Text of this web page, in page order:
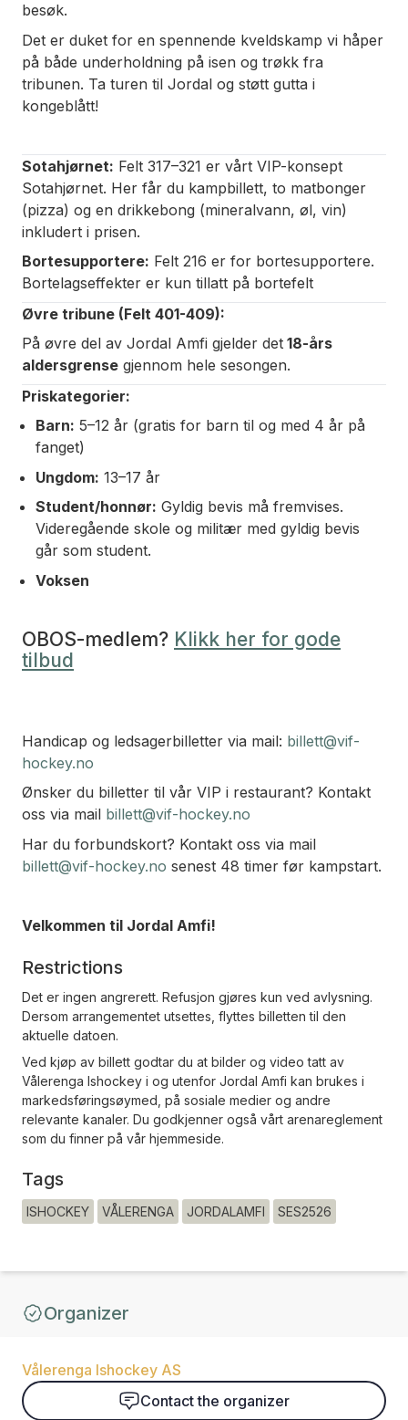
besøk.
Det er duket for en spennende kveldskamp vi håper
på både underholdning på isen og trøkk fra
tribunen. Ta turen til Jordal og støtt gutta i
kongeblått!
Sotahjørnet: Felt 317–321 er vårt VIP-konsept
Sotahjørnet. Her får du kampbillett, to matbonger
(pizza) og en drikkebong (mineralvann, øl, vin)
inkludert i prisen.
Bortesupportere: Felt 216 er for bortesupportere.
Bortelagseffekter er kun tillatt på bortefelt
Øvre tribune (Felt 401-409):
På øvre del av Jordal Amfi gjelder det 18-års
aldersgrense gjennom hele sesongen.
Priskategorier:
Barn: 5–12 år (gratis for barn til og med 4 år på
fanget)
Ungdom: 13–17 år
Student/honnør: Gyldig bevis må fremvises.
Videregående skole og militær med gyldig bevis
går som student.
Voksen
OBOS-medlem? Klikk her for gode
tilbud
Handicap og ledsagerbilletter via mail: billett@vif-
hockey.no
Ønsker du billetter til vår VIP i restaurant? Kontakt
oss via mail billett@vif-hockey.no
Har du forbundskort? Kontakt oss via mail
billett@vif-hockey.no senest 48 timer før kampstart.
Velkommen til Jordal Amfi!
Restrictions
Det er ingen angrerett. Refusjon gjøres kun ved avlysning.
Dersom arrangementet utsettes, flyttes billetten til den
aktuelle datoen.
Ved kjøp av billett godtar du at bilder og video tatt av
Vålerenga Ishockey i og utenfor Jordal Amfi kan brukes i
markedsføringsøymed, på sosiale medier og andre
relevante kanaler. Du godkjenner også vårt arenareglement
som du finner på vår hjemmeside.
Tags
ISHOCKEY VÅLERENGA JORDALAMFI SES2526
Organizer
Vålerenga Ishockey AS
Contact the organizer